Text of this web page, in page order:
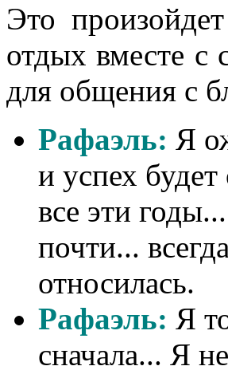
Это
отдых вместе с
для общения с
Рафаэль: Я
и успех
все эти
почти...
относилась.
Рафаэль: Я
сначала... Я